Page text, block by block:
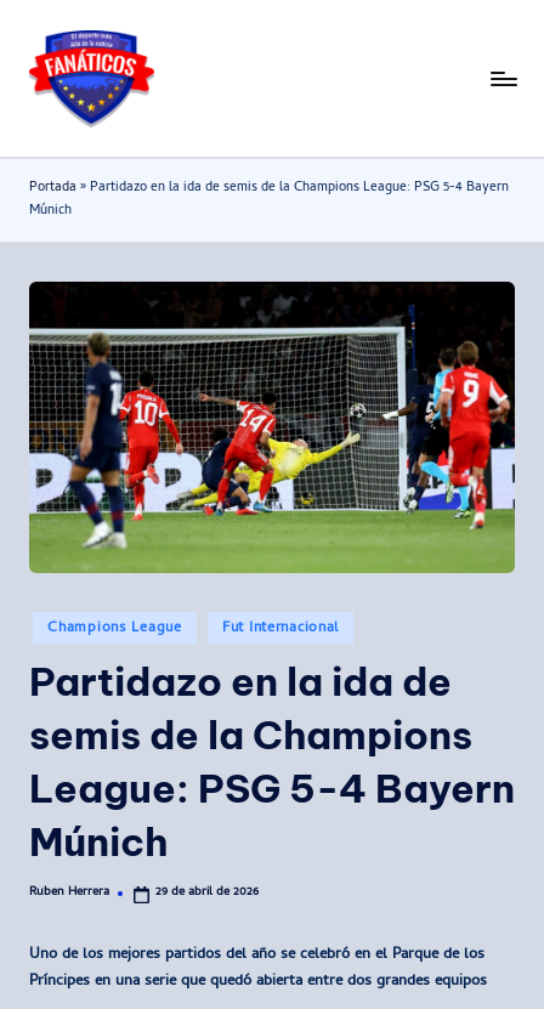
Saltar
contenido
F
n
a
i
c
o
s
Noticias
deportivas
-
Mundial
Portada » Partidazo en la ida de semis de la Champions League: PSG 5-4 Bayern
Múnich
Publicado
en
Champions League Fut Internacional
Partidazo en la ida de
semis de la Champions
League: PSG 5-4 Bayern
Múnich
Publicado
Ruben Herrera 29 de abril de 2026
Uno de los mejores partidos del año se celebró en el Parque de los
Príncipes en una serie que quedó abierta entre dos grandes equipos